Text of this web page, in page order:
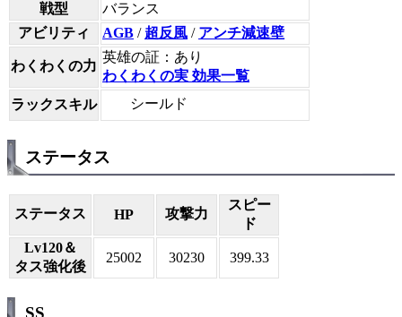
戦型
バランス
アビリティ
AGB / 超反風 / アンチ減速壁
わくわくの力
英雄の証：あり
わくわくの実 効果一覧
ラックスキル
シールド
ステータス
ステータス HP 攻撃力
スピー
ド
Lv120＆
タス強化後
25002 30230 399.33
SS